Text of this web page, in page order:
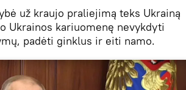
už kraujo praliejimą teks Ukrainą
Ukrainos kariuomenę nevykdyti
padėti ginklus ir eiti namo.